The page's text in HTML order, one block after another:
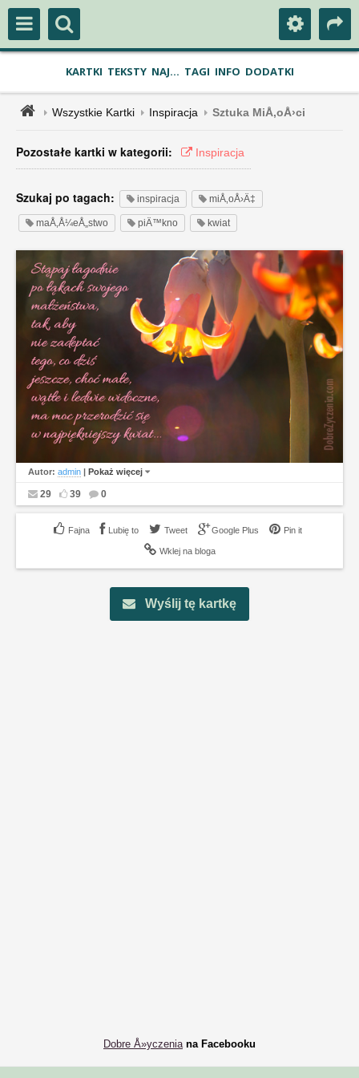
KARTKI TEKSTY NAJ... TAGI INFO DODATKI
Wszystkie Kartki Inspiracja Sztuka MiÅ‚oÅ›ci
Pozostałe kartki w kategorii: Inspiracja
Szukaj po tagach: inspiracja miÅ‚oÅ›Ä‡
maÅ‚Å¼eÅ„stwo piÄ™kno kwiat
Autor: admin | Pokaż więcej
29 39 0
Lubię to Tweet Google Plus Pin it
Wklej na bloga
Wyślij tę kartkę
Dobre Å»yczeniana Facebooku